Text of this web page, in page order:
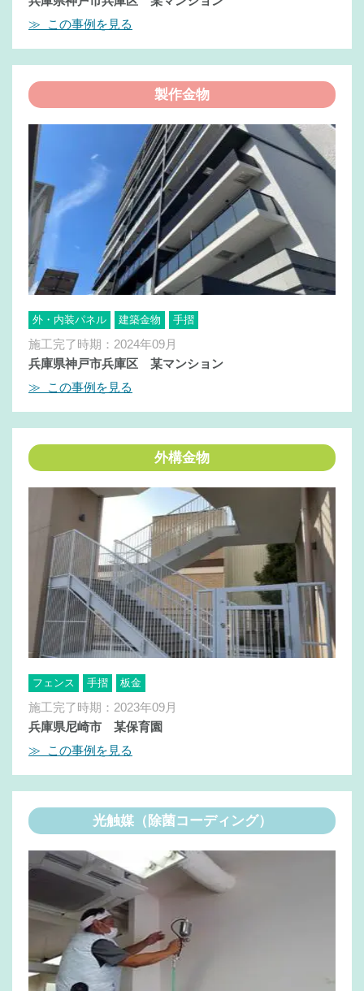
≫ この事例を見る
製作金物
外・内装パネル 建築金物 手摺
施工完了時期：2024年09月
兵庫県神戸市兵庫区 某マンション
≫ この事例を見る
外構金物
フェンス 手摺 板金
施工完了時期：2023年09月
兵庫県尼崎市 某保育園
≫ この事例を見る
光触媒（除菌コーディング）